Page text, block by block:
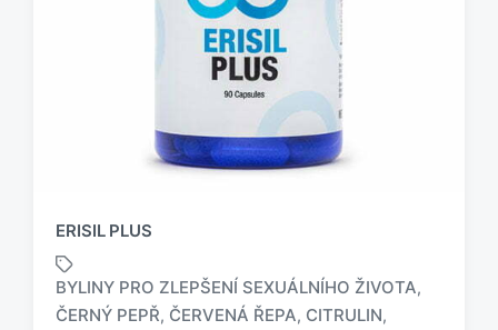
ERISIL PLUS
BYLINY PRO ZLEPŠENÍ SEXUÁLNÍHO ŽIVOTA,
ČERNÝ PEPŘ, ČERVENÁ ŘEPA, CITRULIN,